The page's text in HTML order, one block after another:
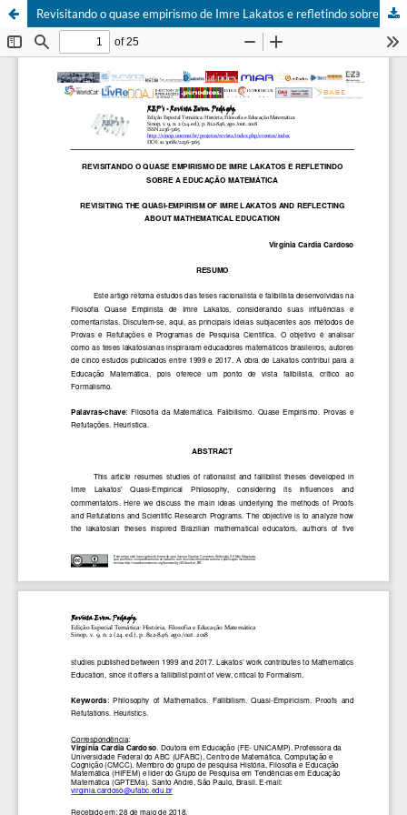
Revisitando o quase empirismo de Imre Lakatos e refletindo sobre a educação matemática